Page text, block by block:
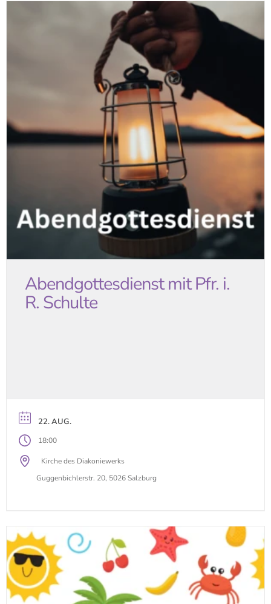
Abendgottesdienst mit Pfr. i.
R. Schulte
22. AUG.
18:00
Kirche des Diakoniewerks
Guggenbichlerstr. 20, 5026 Salzburg